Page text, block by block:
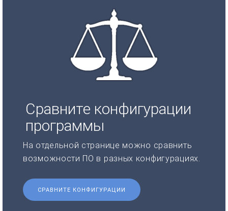
Сравните конфигурации
программы
На отдельной странице можно сравнить
возможности ПО в разных конфигурациях.
СРАВНИТЕ КОНФИГУРАЦИИ